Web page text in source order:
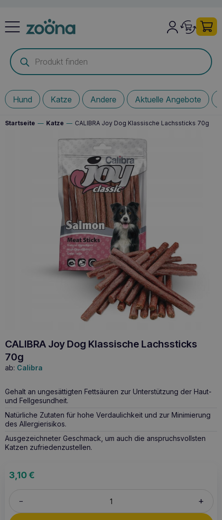
Products
search
Hund Katze Andere Aktuelle Angebote
Startseite — Katze — CALIBRA Joy Dog Klassische Lachssticks 70g
CALIBRA Joy Dog Klassische Lachssticks
70g
ab: Calibra
Gehalt an ungesättigten Fettsäuren zur Unterstützung der Haut-
und Fellgesundheit.
Natürliche Zutaten für hohe Verdaulichkeit und zur Minimierung
des Allergierisikos.
Ausgezeichneter Geschmack, um auch die anspruchsvollsten
Katzen zufriedenzustellen.
3,10€
– +